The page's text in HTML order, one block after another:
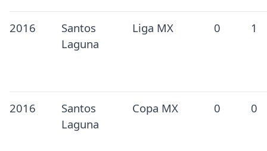
2016
Santos
Laguna
Liga MX 0 1
2016
Santos
Laguna
Copa MX 0 0